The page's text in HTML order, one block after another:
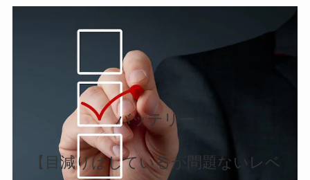
バッテリー
【目減りはしているが問題ないレベ